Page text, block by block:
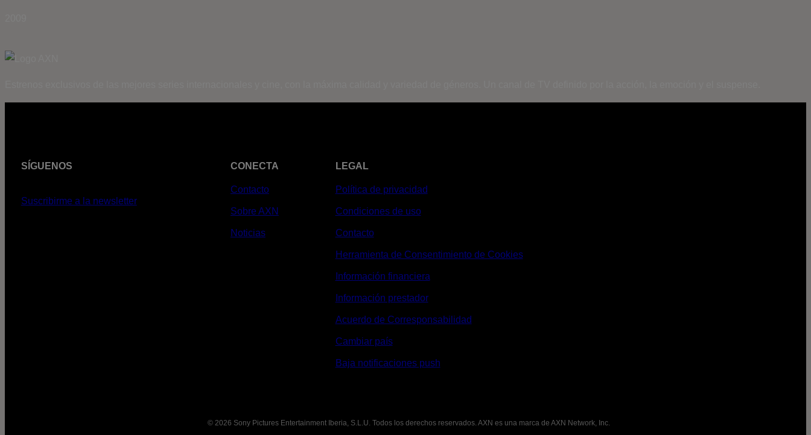
SÍGUENOS
Suscribirme a la newsletter
CONECTA
Contacto
Sobre AXN
Noticias
LEGAL
Política de privacidad
Condiciones de uso
Contacto
Herramienta de Consentimiento de Cookies
Información financiera
Información prestador
Acuerdo de Corresponsabilidad
Cambiar país
Baja notificaciones push
© 2026 Sony Pictures Entertainment Iberia, S.L.U. Todos los derechos reservados. AXN es una marca de AXN Network, Inc.